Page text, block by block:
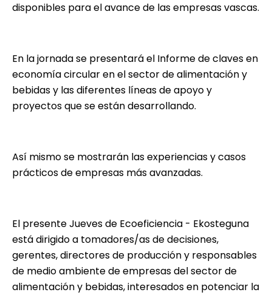
disponibles para el avance de las empresas vascas.
En la jornada se presentará el Informe de claves en
economía circular en el sector de alimentación y
bebidas y las diferentes líneas de apoyo y
proyectos que se están desarrollando.
Así mismo se mostrarán las experiencias y casos
prácticos de empresas más avanzadas.
El presente Jueves de Ecoeficiencia - Ekosteguna
está dirigido a tomadores/as de decisiones,
gerentes, directores de producción y responsables
de medio ambiente de empresas del sector de
alimentación y bebidas, interesados en potenciar la